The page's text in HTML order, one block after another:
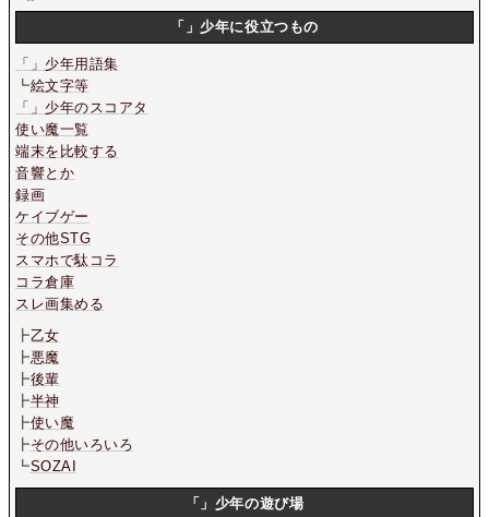
「」少年に役立つもの
「」少年用語集
┗絵文字等
「」少年のスコアタ
使い魔一覧
端末を比較する
音響とか
録画
ケイブゲー
その他STG
スマホで駄コラ
コラ倉庫
スレ画集める
┣乙女
┣悪魔
┣後輩
┣半神
┣使い魔
┣その他いろいろ
┗SOZAI
「」少年の遊び場